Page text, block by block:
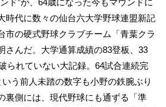
時代に数々の仙台六大学野球連盟新記
市の硬式野球クラブチーム「青葉クラ
さんだ。大学通算成績の83登板、33
られていない大記録。64試合連続完
う前人未踏の数字も小野の鉄腕ぶり
裏側には、現代野球にも通ずる「準